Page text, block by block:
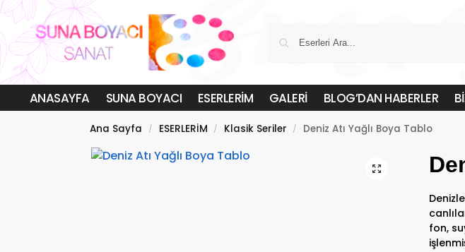
ANASAYFA SUNA BOYACI ESERLERİM GALERİ BLOG’DAN HABERLER
Ana Sayfa / ESERLERİM / Klasik Seriler / Deniz Atı Yağlı Boya Tablo
fon,